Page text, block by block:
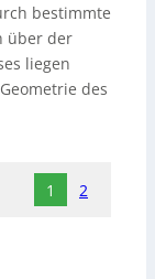
bestimmte
über der
liegen
des
1 2